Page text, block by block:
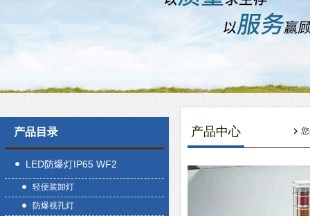
产品目录
LED防爆灯IP65 WF2
轻便装卸灯
防爆视孔灯
产品中心